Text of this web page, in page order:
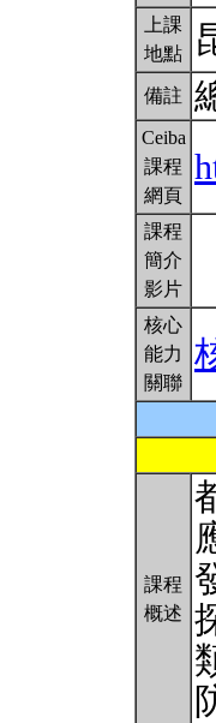
上課
地點
備註
Ceiba
課程
網頁
課程
簡介
影片
核心
能力
關聯
課程
概述